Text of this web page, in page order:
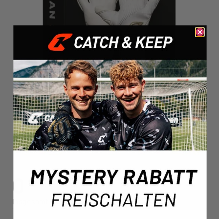
0
Insgesamt 0Bewertungen